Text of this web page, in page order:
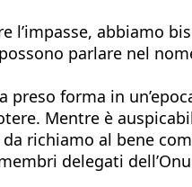
l’impasse, abbiamo
parlare nel
forma in
Mentre è
richiamo al bene
delegati